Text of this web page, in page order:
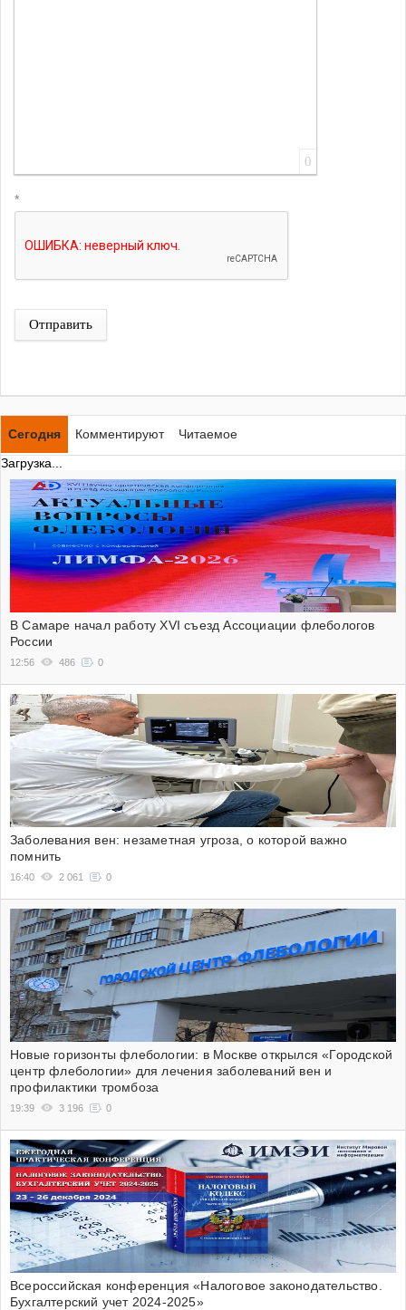
0
*
Отправить
Сегодня Комментируют
Читаемое
Загрузка...
В Самаре начал работу XVI съезд Ассоциации флебологов
России
12:56 486 0
Заболевания вен: незаметная угроза, о которой важно
помнить
16:40 2 061 0
Новые горизонты флебологии: в Москве открылся «Городской
центр флебологии» для лечения заболеваний вен и
профилактики тромбоза
19:39 3 196 0
Всероссийская конференция «Налоговое законодательство.
Бухгалтерский учет 2024-2025»